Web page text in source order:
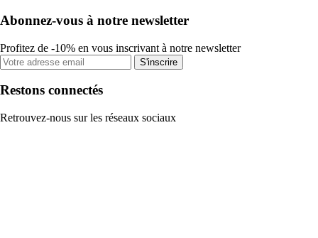
Abonnez-vous à notre newsletter
Profitez de -10% en vous inscrivant à notre newsletter
S'inscrire
Restons connectés
Retrouvez-nous sur les réseaux sociaux